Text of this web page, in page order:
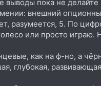
выводы пока не делайте
внешний
разумеется, 5. По
или просто
как на ф-но, а
глубокая,